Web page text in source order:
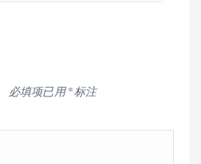
必填项已用*标注